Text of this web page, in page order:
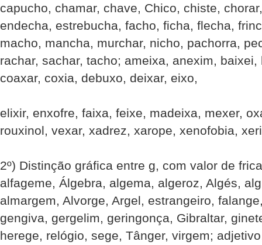
capucho, chamar, chave, Chico, chiste,
endecha, estrebucha, facho, ficha, flecha,
macho, mancha, murchar, nicho, pachorra,
rachar, sachar, tacho; ameixa, anexim,
coaxar, coxia, debuxo, deixar, eixo,
elixir, enxofre, faixa, feixe, madeixa, mexer,
rouxinol, vexar, xadrez, xarope, xenofobia,
2º) Distinção gráfica entre g, com valor de
alfageme, Álgebra, algema, algeroz, Algés,
almargem, Alvorge, Argel, estrangeiro,
gengiva, gergelim, geringonça, Gibraltar,
herege, relógio, sege, Tânger, virgem;